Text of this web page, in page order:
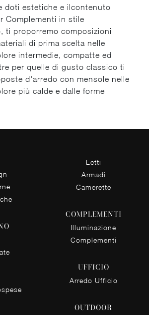
doti estetiche e ilcontenuto
Complementi in stile
ti proporremo composizioni
di prima scelta nelle
intermedie, compatte ed
per quelle di gusto classico ti
d'arredo con mensole nelle
più calde e dalle forme
Letti
Armadi
Camerette
COMPLEMENTI
Illuminazione
Complementi
UFFICIO
Arredo Ufficio
OUTDOOR